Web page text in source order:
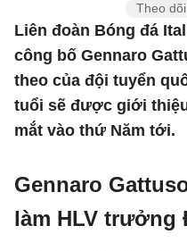
Theo
Liên đoàn Bóng đá
công bố Gennaro
theo của đội tuyển
tuổi sẽ được giới
mắt vào thứ Năm tới.
Gennaro
làm HLV trưởng